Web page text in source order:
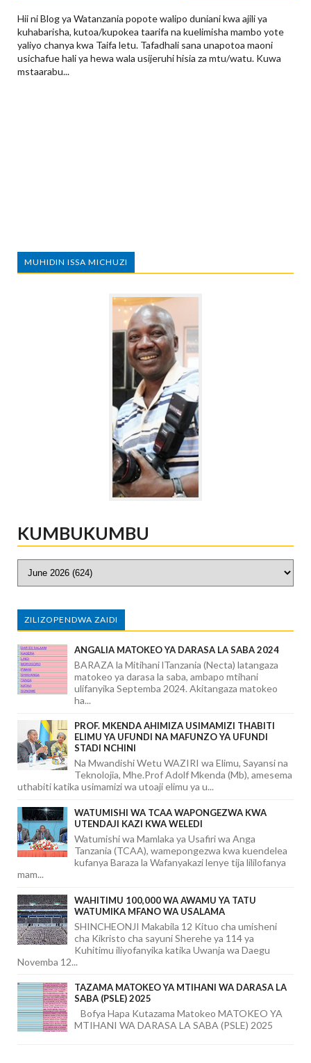
Hii ni Blog ya Watanzania popote walipo duniani kwa ajili ya
kuhabarisha, kutoa/kupokea taarifa na kuelimisha mambo yote
yaliyo chanya kwa Taifa letu. Tafadhali sana unapotoa maoni
usichafue hali ya hewa wala usijeruhi hisia za mtu/watu. Kuwa
mstaarabu...
MUHIDIN ISSA MICHUZI
KUMBUKUMBU
ZILIZOPENDWA ZAIDI
ANGALIA MATOKEO YA DARASA LA SABA 2024
BARAZA la Mitihani lTanzania (Necta) latangaza
matokeo ya darasa la saba, ambapo mtihani
ulifanyika Septemba 2024. Akitangaza matokeo
ha...
PROF. MKENDA AHIMIZA USIMAMIZI THABITI
ELIMU YA UFUNDI NA MAFUNZO YA UFUNDI
STADI NCHINI
Na Mwandishi Wetu WAZIRI wa Elimu, Sayansi na
Teknolojia, Mhe.Prof Adolf Mkenda (Mb), amesema
uthabiti katika usimamizi wa utoaji elimu ya u...
WATUMISHI WA TCAA WAPONGEZWA KWA
UTENDAJI KAZI KWA WELEDI
Watumishi wa Mamlaka ya Usafiri wa Anga
Tanzania (TCAA), wamepongezwa kwa kuendelea
kufanya Baraza la Wafanyakazi lenye tija lililofanya
mam...
WAHITIMU 100,000 WA AWAMU YA TATU
WATUMIKA MFANO WA USALAMA
SHINCHEONJI Makabila 12 Kituo cha umisheni
cha Kikristo cha sayuni Sherehe ya 114 ya
Kuhitimu iliyofanyika katika Uwanja wa Daegu
Novemba 12...
TAZAMA MATOKEO YA MTIHANI WA DARASA LA
SABA (PSLE) 2025
Bofya Hapa Kutazama Matokeo MATOKEO YA
MTIHANI WA DARASA LA SABA (PSLE) 2025